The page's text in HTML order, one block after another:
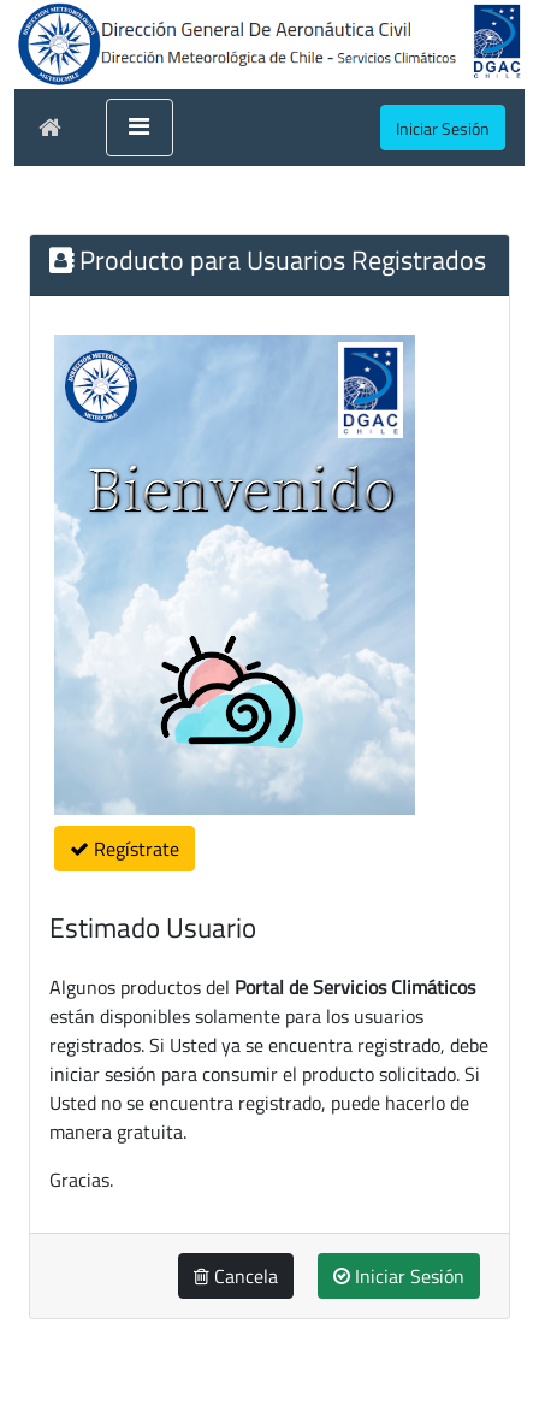
Iniciar Sesión
Producto para Usuarios Registrados
Regístrate
Estimado Usuario
Algunos productos del Portal de Servicios Climáticos
están disponibles solamente para los usuarios
registrados. Si Usted ya se encuentra registrado, debe
iniciar sesión para consumir el producto solicitado. Si
Usted no se encuentra registrado, puede hacerlo de
manera gratuita.
Gracias.
Cancela Iniciar Sesión